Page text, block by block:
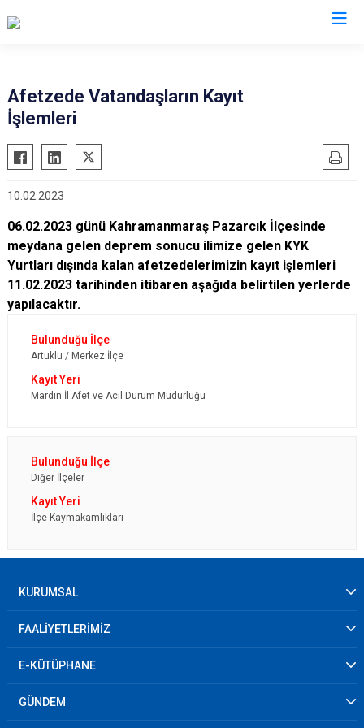
Afetzede Vatandaşların Kayıt
İşlemleri
10.02.2023
06.02.2023 günü Kahramanmaraş Pazarcık İlçesinde
meydana gelen deprem sonucu ilimize gelen KYK
Yurtları dışında kalan afetzedelerimizin kayıt işlemleri
11.02.2023 tarihinden itibaren aşağıda belirtilen yerlerde
yapılacaktır.
Artuklu / Merkez İlçe
Mardin İl Afet ve Acil Durum Müdürlüğü
Diğer İlçeler
İlçe Kaymakamlıkları
KURUMSAL
FAALİYETLERİMİZ
E-KÜTÜPHANE
GÜNDEM